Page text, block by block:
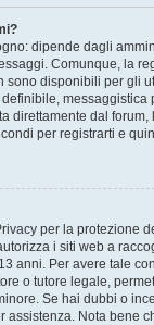
dipende dagli
Comunque, la
sono disponibili per gli
messaggistica
direttamente dal forum,
per registrarti e
per la protezione
i siti web a
anni. Per avere tale
o tutore legale,
Se hai dubbi o
assistenza. Nota bene